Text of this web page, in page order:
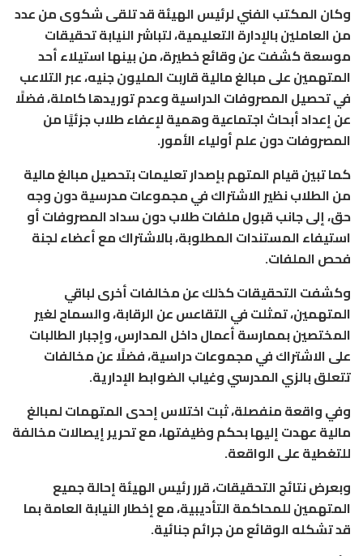
وكان المكتب الفني لرئيس الهيئة قد تلقى شكوى من عدد
من العاملين بالإدارة التعليمية، لتباشر النيابة تحقيقات
موسعة كشفت عن وقائع خطيرة، من بينها استيلاء أحد
المتهمين على مبالغ مالية قاربت المليون جنيه، عبر التلاعب
في تحصيل المصروفات الدراسية وعدم توريدها كاملة، فضلًا
عن إعداد أبحاث اجتماعية وهمية لإعفاء طلاب جزئيًا من
المصروفات دون علم أولياء الأمور.
كما تبين قيام المتهم بإصدار تعليمات بتحصيل مبالغ مالية
من الطلاب نظير الاشتراك في مجموعات مدرسية دون وجه
حق، إلى جانب قبول ملفات طلاب دون سداد المصروفات أو
استيفاء المستندات المطلوبة، بالاشتراك مع أعضاء لجنة
فحص الملفات.
وكشفت التحقيقات كذلك عن مخالفات أخرى لباقي
المتهمين، تمثلت في التقاعس عن الرقابة، والسماح لغير
المختصين بممارسة أعمال داخل المدارس، وإجبار الطالبات
على الاشتراك في مجموعات دراسية، فضلًا عن مخالفات
تتعلق بالزي المدرسي وغياب الضوابط الإدارية.
وفي واقعة منفصلة، ثبت اختلاس إحدى المتهمات لمبالغ
مالية عهدت إليها بحكم وظيفتها، مع تحرير إيصالات مخالفة
للتغطية على الواقعة.
وبعرض نتائج التحقيقات، قرر رئيس الهيئة إحالة جميع
المتهمين للمحاكمة التأديبية، مع إخطارالنيابة العامةبما
قد تشكله الوقائع من جرائم جنائية.